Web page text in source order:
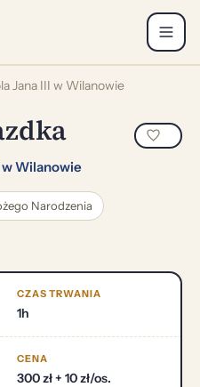
Jana III w Wilanowie
w Wilanowie
Narodzenia
CZAS TRWANIA
1h
CENA
300 zł + 10 zł/os.